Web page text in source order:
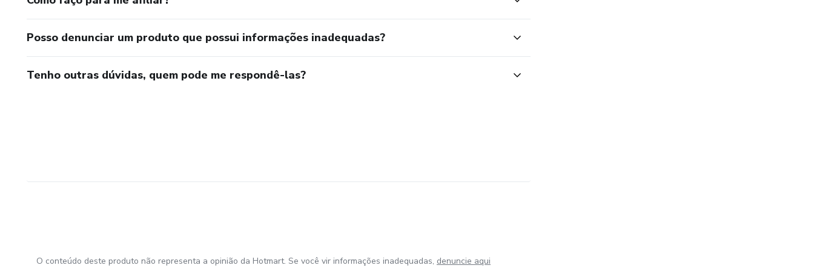
Posso denunciar um produto que possui informações inadequadas?
Tenho outras dúvidas, quem pode me respondê-las?
O conteúdo deste produto não representa a opinião da Hotmart. Se você vir informações inadequadas, denuncie aqui